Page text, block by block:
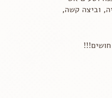
וביצה קשה,